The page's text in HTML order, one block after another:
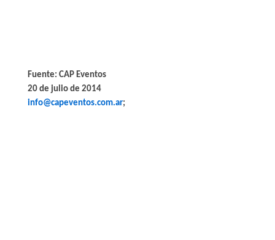
Fuente: CAP Eventos
20 de julio de 2014
info@capeventos.com.ar;